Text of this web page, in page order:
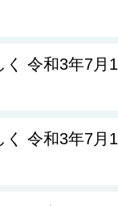
く 令和3年7月
く 令和3年7月